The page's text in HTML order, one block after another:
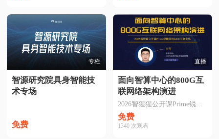
专栏
智源研究院具身智能技
术专场
免费
直播
面向智算中心的800G互
联网络架构演进
2026智猩猩公开课Prime锐捷网络AIDC互联专场
免费
1340 次观看